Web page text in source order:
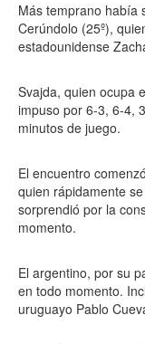
Más temprano había
Cerúndolo (25º),
estadounidense
Svajda, quien ocupa
impuso por 6-3, 6-4,
minutos de juego.
El encuentro
quien rápidamente
sorprendió por la
momento.
El argentino, por su
en todo momento.
uruguayo Pablo